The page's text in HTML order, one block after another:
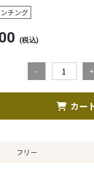
チング
(税込)
カー
フリー